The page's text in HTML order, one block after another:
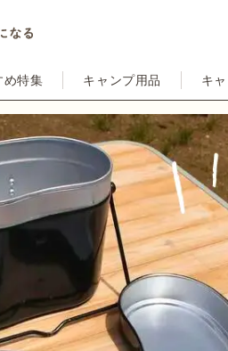
め特集 キャンプ用品 キ